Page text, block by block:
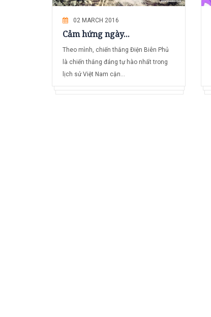
02 MARCH 2016
Cảm hứng ngày...
Theo mình, chiến thắng Điện Biên Phủ
là chiến thắng đáng tự hào nhất trong
lịch sử Việt Nam cận...